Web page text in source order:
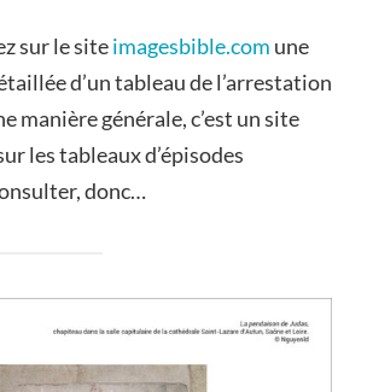
sur le siteimagesbible.com une
d’un tableau de l’arrestation
manière générale, c’est un site
les tableaux d’épisodes
donc…